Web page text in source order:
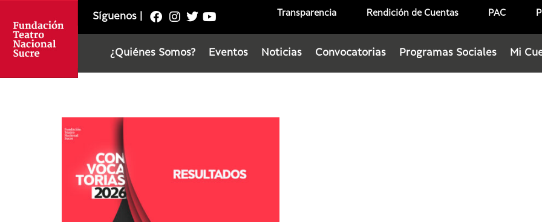
Síguenos Transparencia Rendición de Cuentas PAC
¿Quiénes Somos? Eventos Noticias Convocatorias Programas Sociales Mi